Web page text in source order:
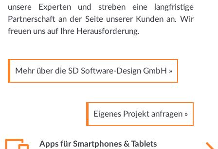
unsere Experten und streben eine langfristige
Partnerschaft an der Seite unserer Kunden an. Wir
freuen uns auf Ihre Herausforderung.
Mehr über die SD Software-Design GmbH »
Eigenes Projekt anfragen »
Apps für Smartphones & Tablets